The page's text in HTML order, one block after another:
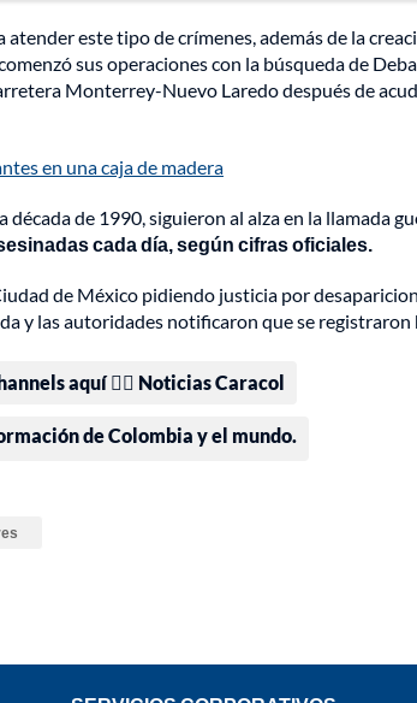
este tipo de crímenes, además de la
sus operaciones con la búsqueda de
Monterrey-Nuevo Laredo después de
en una caja de madera
de 1990, siguieron al alza en la llamada
cada día, según cifras oficiales.
de México pidiendo justicia por
y las autoridades notificaron que se registraron
aquí 👉🏻 Noticias Caracol
de Colombia y el mundo.